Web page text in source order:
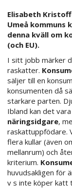
Elisabeth
Umeå kommuns
denna kväll om
(och EU).
I sitt jobb märker
raskatter.
säljer till en
konsumenten då
starkare parten.
Ibland kan det
näringsidgare,
raskattuppfödare.
flera kullar (även
mellanrum) och
kriterium.
huvudsakligen för
v s inte köper katt